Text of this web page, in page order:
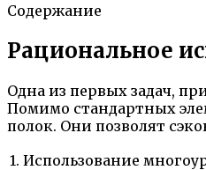
Содержание
Рациональное
Одна из первых задач,
Помимо стандартных
полок. Они позволят
1. Использование